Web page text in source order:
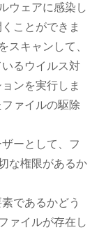
ウェアに感染し
ことができま
スキャンして、
るウイルス対
ンを実行しま
ァイルの駆除
ーとして、フ
な権限があるか
であるかどう
ァイルが存在し